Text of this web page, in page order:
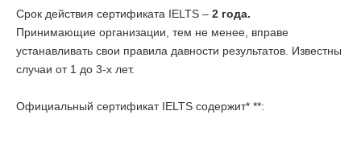
Срок действия сертификата IELTS – 2 года.
Принимающие организации, тем не менее, вправе
устанавливать свои правила давности результатов. Известны
случаи от 1 до 3-х лет.
Официальный сертификат IELTS содержит* **: